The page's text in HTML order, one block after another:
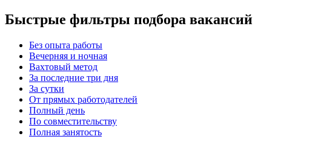
Быстрые фильтры подбора вакансий
Без опыта работы
Вечерняя и ночная
Вахтовый метод
За последние три дня
За сутки
От прямых работодателей
Полный день
По совместительству
Полная занятость